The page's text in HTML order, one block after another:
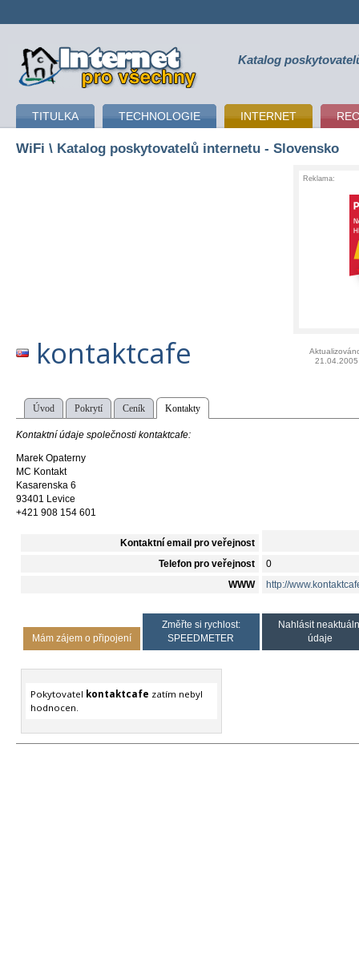
připojení k internetu Katalog
TITULKA TECHNOLOGIE INTERNET
WiFi \ Katalog poskytovatelů internetu - Slovensko
Reklama:
kontaktcafe
21.04.2005
Úvod Pokrytí Ceník Kontakty
Kontaktní údaje společnosti kontaktcafe:
Marek Opaterny
MC Kontakt
Kasarenska 6
93401 Levice
+421 908 154 601
Kontaktní email pro veřejnost
Telefon pro veřejnost 0
WWW http://
Mám zájem o připojení
Změřte si rychlost:
SPEEDMETER
Nahlásit
údaje
Pokytovatel kontaktcafe zatím nebyl
hodnocen.